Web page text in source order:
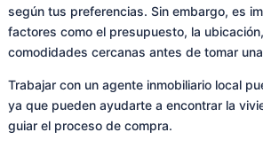
según tus preferencias. Sin embargo, es
factores como el presupuesto, la
comodidades cercanas antes de tomar
Trabajar con un agente inmobiliario local
ya que pueden ayudarte a encontrar la
guiar el proceso de compra.